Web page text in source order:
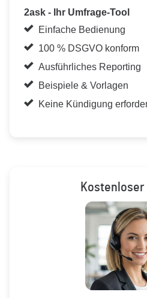
2ask - Ihr Umfrage-Tool
Einfache Bedienung
100 % DSGVO konform
Ausführliches Reporting
Beispiele & Vorlagen
Keine Kündigung